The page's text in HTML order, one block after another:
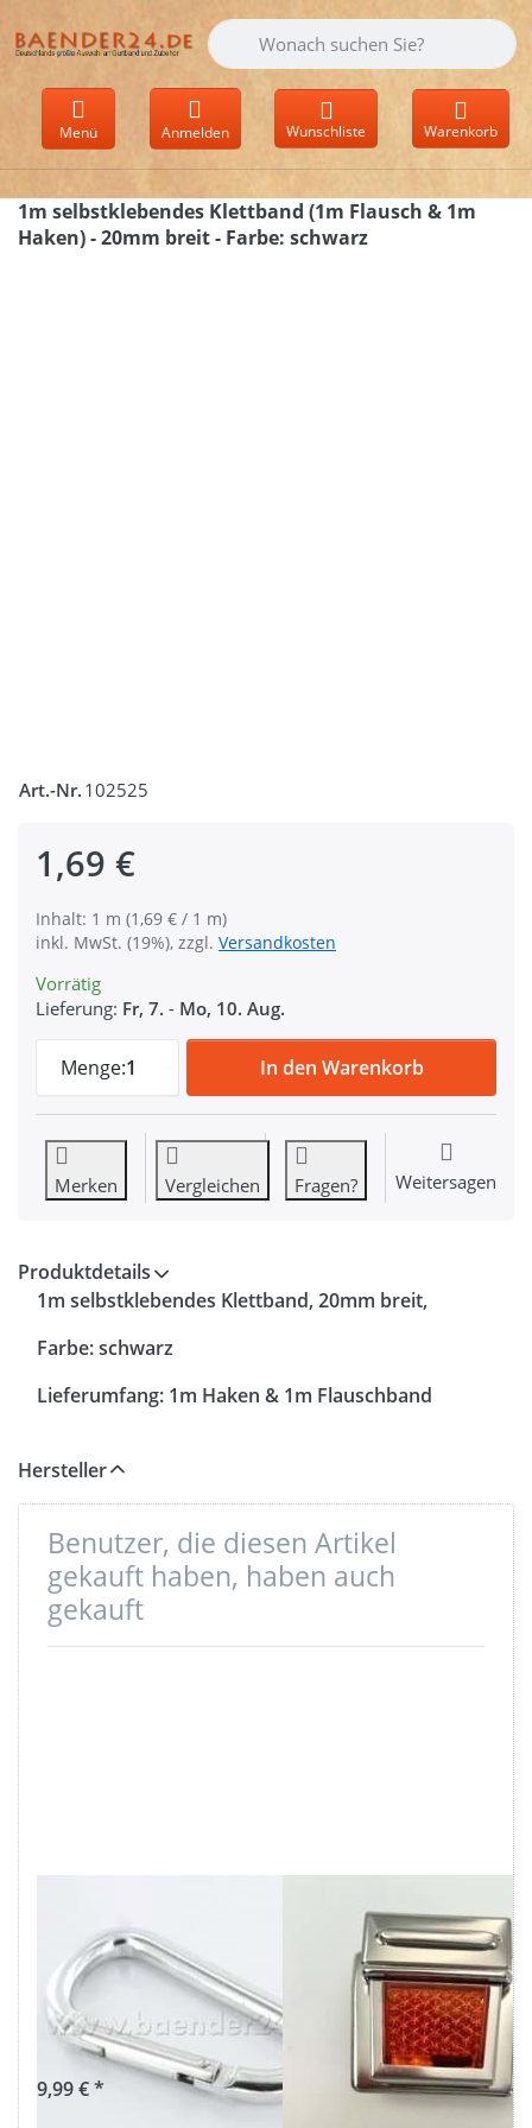
Geben Sie einen Suchbegriff ein.
Menü Anmelden Wunschliste Warenkorb
1m selbstklebendes Klettband (1m Flausch & 1m
Haken) - 20mm breit - Farbe: schwarz
Art.-Nr. 102525
1,69 €
Inhalt: 1 m (1,69 € / 1 m)
inkl. MwSt. (19%), zzgl. Versandkosten
Vorrätig
Lieferung: Fr, 7. - Mo, 10. Aug.
Menge:1
1m selbstklebendes Klettband (1m
In den Warenkorb
Merken Vergleichen Fragen? Weitersagen
Produktdetails
1m selbstklebendes Klettband, 20mm breit,
Farbe: schwarz
Lieferumfang: 1m Haken & 1m Flauschband
Hersteller
Benutzer, die diesen Artikel
gekauft haben, haben auch
gekauft
Schlüsselkarabinerhaken
aus Alu - 75mm
lang - Farbe:
silber
9,99 € *
Mappenverschluss
Steckverschluss
mit orangem
Reflektor - 1
Stück "Neues